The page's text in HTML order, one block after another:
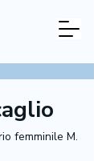
femminile M.